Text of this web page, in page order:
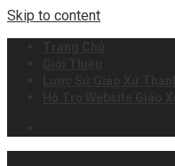
Skip to content